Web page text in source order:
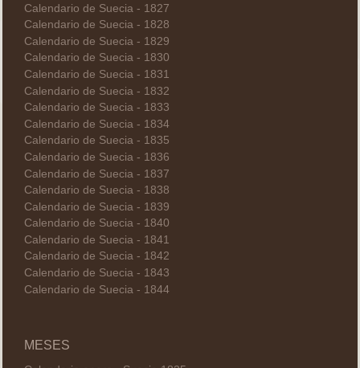
Calendario de Suecia - 1827
Calendario de Suecia - 1828
Calendario de Suecia - 1829
Calendario de Suecia - 1830
Calendario de Suecia - 1831
Calendario de Suecia - 1832
Calendario de Suecia - 1833
Calendario de Suecia - 1834
Calendario de Suecia - 1835
Calendario de Suecia - 1836
Calendario de Suecia - 1837
Calendario de Suecia - 1838
Calendario de Suecia - 1839
Calendario de Suecia - 1840
Calendario de Suecia - 1841
Calendario de Suecia - 1842
Calendario de Suecia - 1843
Calendario de Suecia - 1844
MESES